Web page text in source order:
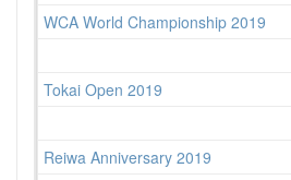
WCA World Championship 2019
Tokai Open 2019
Reiwa Anniversary 2019